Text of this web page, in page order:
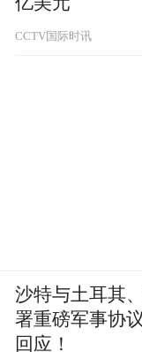
CCTV国际时讯
沙特与土耳其
署重磅军事协
回应！